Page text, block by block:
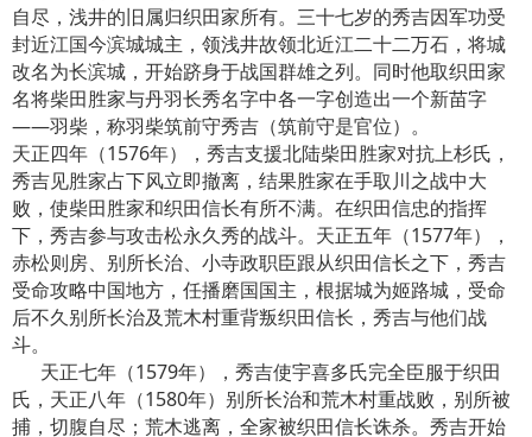
自尽，浅井的旧属归织田家所有。三十七岁的秀吉因军功受
封近江国今滨城城主，领浅井故领北近江二十二万石，将城
改名为长滨城，开始跻身于战国群雄之列。同时他取织田家
名将柴田胜家与丹羽长秀名字中各一字创造出一个新苗字
——羽柴，称羽柴筑前守秀吉（筑前守是官位）。
天正四年（1576年），秀吉支援北陆柴田胜家对抗上杉氏，
秀吉见胜家占下风立即撤离，结果胜家在手取川之战中大
败，使柴田胜家和织田信长有所不满。在织田信忠的指挥
下，秀吉参与攻击松永久秀的战斗。天正五年（1577年），
赤松则房、别所长治、小寺政职臣跟从织田信长之下，秀吉
受命攻略中国地方，任播磨国国主，根据城为姬路城，受命
后不久别所长治及荒木村重背叛织田信长，秀吉与他们战
斗。
天正七年（1579年），秀吉使宇喜多氏完全臣服于织田
氏，天正八年（1580年）别所长治和荒木村重战败，别所被
捕，切腹自尽；荒木逃离，全家被织田信长诛杀。秀吉开始